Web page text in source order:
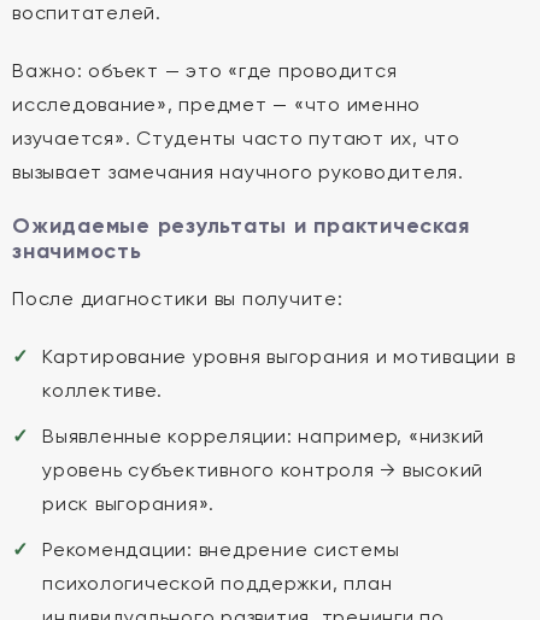
воспитателей.
Важно: объект — это «где проводится
исследование», предмет — «что именно
изучается». Студенты часто путают их, что
вызывает замечания научного руководителя.
Ожидаемые результаты и практическая
значимость
После диагностики вы получите:
Картирование уровня выгорания и мотивации в
коллективе.
Выявленные корреляции: например, «низкий
уровень субъективного контроля → высокий
риск выгорания».
Рекомендации: внедрение системы
психологической поддержки, план